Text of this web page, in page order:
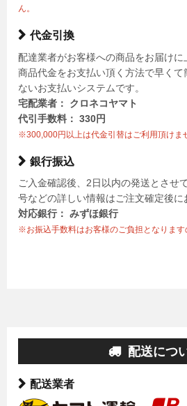
ん。
代金引換
配達業者がお客様への商品をお届け
商品代金をお支払い頂く方法で早く
ないお支払いシステムです。
宅配業者： クロネコヤマト
代引手数料： 330円
※300,000円以上は代金引替はご利用頂けま
銀行振込
ご入金確認後、2日以内の発送とさせ
号などの詳しい情報はご注文確定後に
対応銀行： みずほ銀行
※お振込手数料はお客様のご負担となります
配送につ
配送業者